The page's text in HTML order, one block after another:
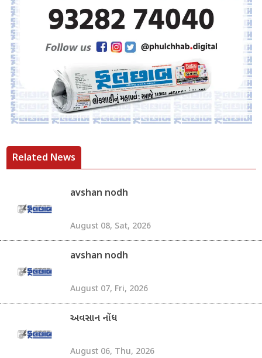
Related News
avshan nodh
August 08, Sat, 2026
avshan nodh
August 07, Fri, 2026
અવસાન નોંધ
August 06, Thu, 2026